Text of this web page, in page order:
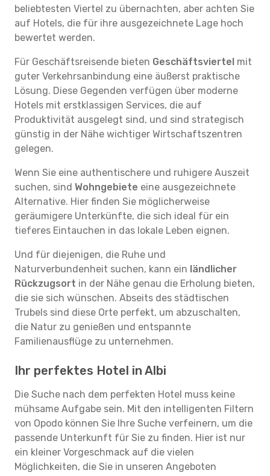
beliebtesten Viertel zu übernachten, aber achten Sie
auf Hotels, die für ihre ausgezeichnete Lage hoch
bewertet werden.
Für Geschäftsreisende bieten Geschäftsviertel mit
guter Verkehrsanbindung eine äußerst praktische
Lösung. Diese Gegenden verfügen über moderne
Hotels mit erstklassigen Services, die auf
Produktivität ausgelegt sind, und sind strategisch
günstig in der Nähe wichtiger Wirtschaftszentren
gelegen.
Wenn Sie eine authentischere und ruhigere Auszeit
suchen, sind Wohngebiete eine ausgezeichnete
Alternative. Hier finden Sie möglicherweise
geräumigere Unterkünfte, die sich ideal für ein
tieferes Eintauchen in das lokale Leben eignen.
Und für diejenigen, die Ruhe und
Naturverbundenheit suchen, kann ein ländlicher
Rückzugsort in der Nähe genau die Erholung bieten,
die sie sich wünschen. Abseits des städtischen
Trubels sind diese Orte perfekt, um abzuschalten,
die Natur zu genießen und entspannte
Familienausflüge zu unternehmen.
Ihr perfektes Hotel in Albi
Die Suche nach dem perfekten Hotel muss keine
mühsame Aufgabe sein. Mit den intelligenten Filtern
von Opodo können Sie Ihre Suche verfeinern, um die
passende Unterkunft für Sie zu finden. Hier ist nur
ein kleiner Vorgeschmack auf die vielen
Möglichkeiten, die Sie in unseren Angeboten